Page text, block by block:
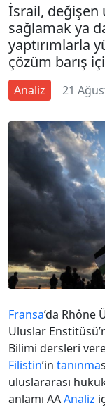
İsrail, değişen
sağlamak ya
yaptırımlarla
çözüm barış
Analiz 21
Fransa’da Rhône
Uluslar
Bilimi dersleri
Filistin’in tanınma
uluslararası hukuk
anlamı AAAnaliz